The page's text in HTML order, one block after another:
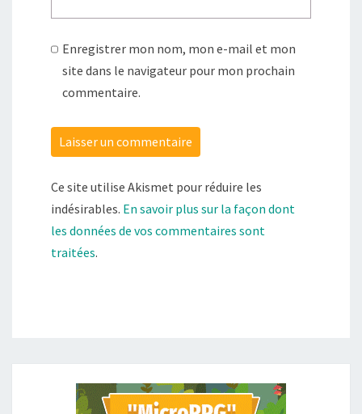
Enregistrer mon nom, mon e-mail et mon
site dans le navigateur pour mon prochain
commentaire.
Ce site utilise Akismet pour réduire les
indésirables. En savoir plus sur la façon dont
les données de vos commentaires sont
traitées.